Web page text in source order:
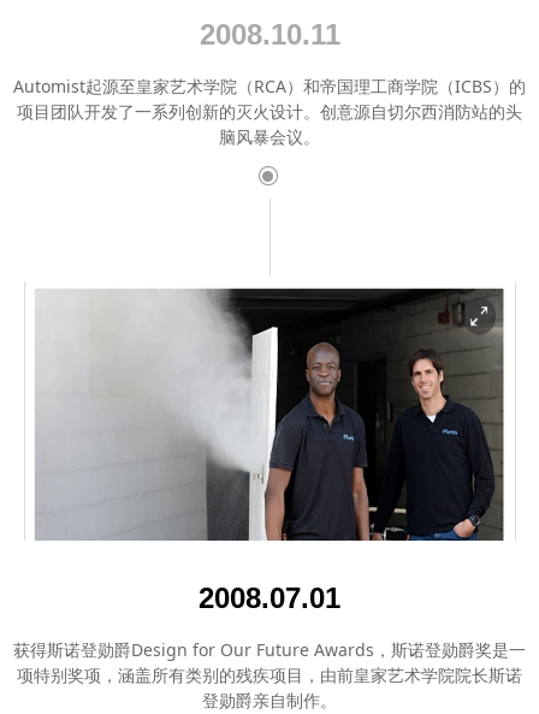
ꀉ
2008.10.11
Automist起源至皇家艺术学院（RCA）和帝国理工商学院（ICBS）的
项目团队开发了一系列创新的灭火设计。创意源自切尔西消防站的头
脑风暴会议。
2008.07.01
获得斯诺登勋爵Design for Our Future Awards，斯诺登勋爵奖是一
项特别奖项，涵盖所有类别的残疾项目，由前皇家艺术学院院长斯诺
登勋爵亲自制作。